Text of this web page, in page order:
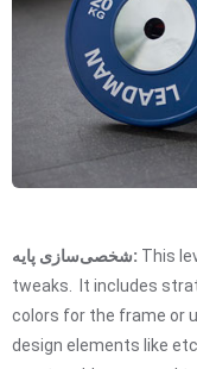
شخصی‌سازی پایه: This
tweaks. It includes
colors for the frame or
design elements like